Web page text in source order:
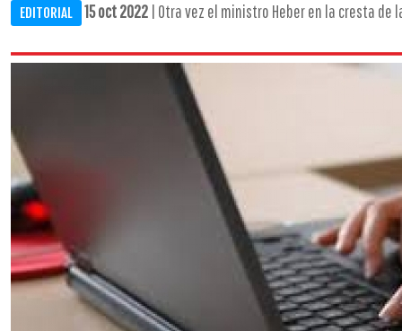
EDITORIAL 15 oct 2022 | Otra vez el ministro Heber en la cresta de